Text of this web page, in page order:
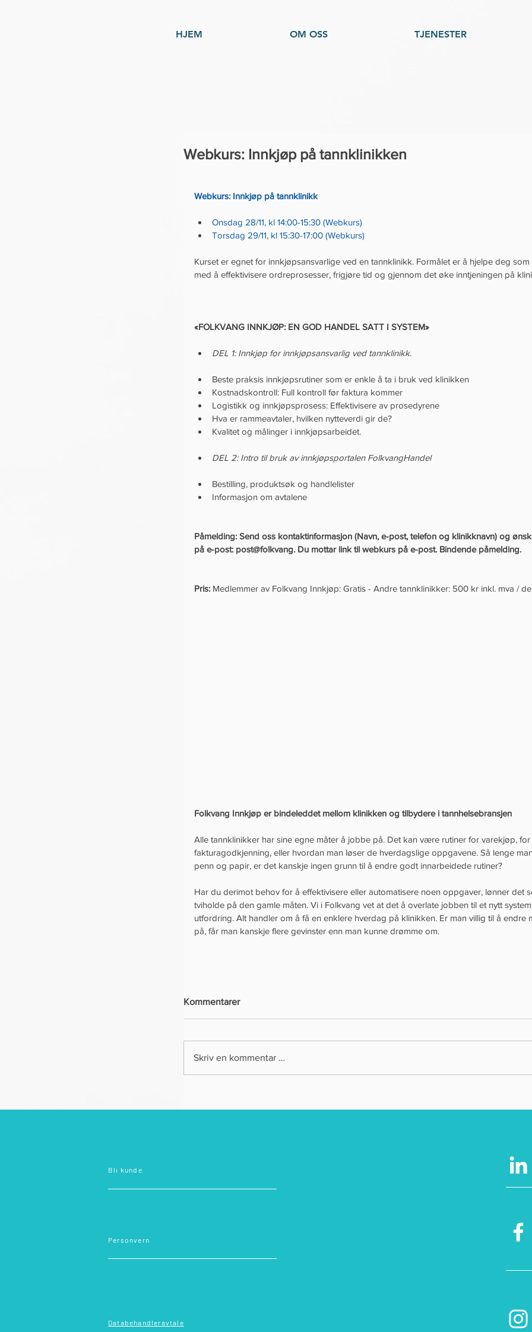
HJEM OM OSS TJENESTER
Webkurs: Innkjøp på tannklinikken
Webkurs: Innkjøp på tannklinikk
Onsdag 28/11, kl 14:00-15:30 (Webkurs)
Torsdag 29/11, kl 15:30-17:00 (Webkurs)
Kurset er egnet for innkjøpsansvarlige ved en tannklinikk. Formålet er å hjelpe deg
med å effektivisere ordreprosesser, frigjøre tid og gjennom det øke inntjeningen på
«FOLKVANG INNKJØP: EN GOD HANDEL SATT I SYSTEM»
DEL 1: Innkjøp for innkjøpsansvarlig ved tannklinikk.
Beste praksis innkjøpsrutiner som er enkle å ta i bruk ved klinikken
Kostnadskontroll: Full kontroll før faktura kommer
Logistikk og innkjøpsprosess: Effektivisere av prosedyrene
Hva er rammeavtaler, hvilken nytteverdi gir de?
Kvalitet og målinger i innkjøpsarbeidet.
DEL 2: Intro til bruk av innkjøpsportalen FolkvangHandel
Bestilling, produktsøk og handlelister
Informasjon om avtalene
Påmelding: Send oss kontaktinformasjon (Navn, e-post, telefon og klinikknavn) og
på e-post: post@folkvang. Du mottar link til webkurs på e-post. Bindende påmelding.
Pris: Medlemmer av Folkvang Innkjøp: Gratis - Andre tannklinikker: 500 kr inkl. mva /
Folkvang Innkjøp er bindeleddet mellom klinikken og tilbydere i tannhelsebransjen
Alle tannklinikker har sine egne måter å jobbe på. Det kan være rutiner for varekjøp, for
fakturagodkjenning, eller hvordan man løser de hverdagslige oppgavene. Så lenge
penn og papir, er det kanskje ingen grunn til å endre godt innarbeidede rutiner?
Har du derimot behov for å effektivisere eller automatisere noen oppgaver, lønner det
tviholde på den gamle måten. Vi i Folkvang vet at det å overlate jobben til et nytt
utfordring. Alt handler om å få en enklere hverdag på klinikken. Er man villig til å endre
på, får man kanskje flere gevinster enn man kunne drømme om.
Kommentarer
Skriv en kommentar …
Bli kunde
Personvern
Databehandleravtale